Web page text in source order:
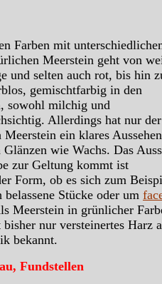
Farben mit
Meerstein geht von
und selten auch rot, bis hin
gemischtfarbig in den
sowohl milchig und
Allerdings hat nur der
ein klares
wie Wachs. Das
zur Geltung kommt ist
Form, ob es sich zum
Stücke oder um
Meerstein in grünlicher
nur versteinertes Harz
bekannt.
Fundstellen